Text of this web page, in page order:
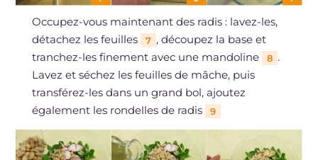
Occupez-vous maintenant des radis : lavez-les,
détachez les feuilles
7 , découpez la base et
tranchez-les finement avec une mandoline
8 .
Lavez et séchez les feuilles de mâche, puis
transférez-les dans un grand bol, ajoutez
également les rondelles de radis
9